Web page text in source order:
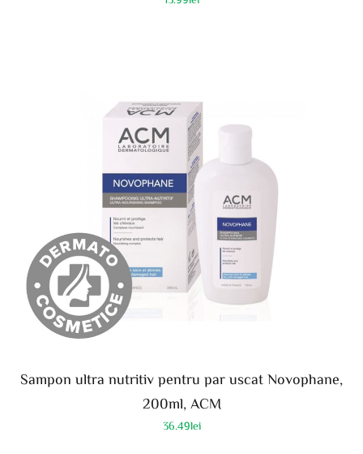
Sampon ultra nutritiv pentru par uscat Novophane,
200ml, ACM
36.49lei